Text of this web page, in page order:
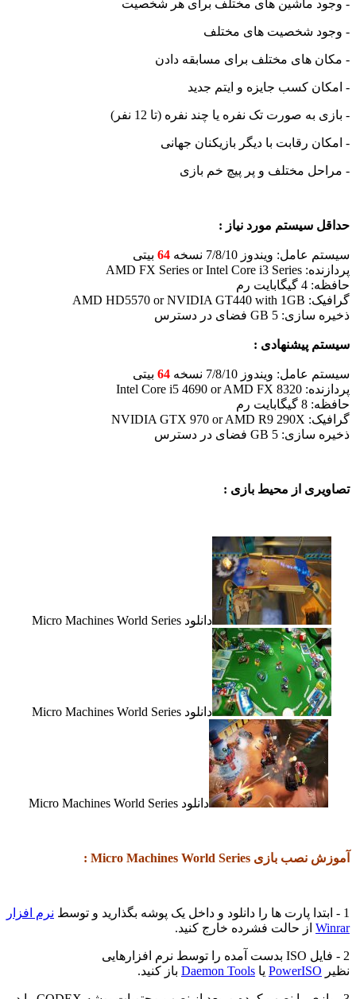
- وجود ماشین های مختلف برای هر شخصیت
- وجود شخصیت های مختلف
- مکان های مختلف برای مسابقه دادن
- امکان کسب جایزه و ایتم جدید
- بازی به صورت تک نفره یا چند نفره (تا 12 نفر)
- امکان رقابت با دیگر بازیکنان جهانی
- مراحل مختلف و پر پیچ خم بازی
حداقل سیستم مورد نیاز :
سیستم عامل: ویندوز 7/8/10 نسخه 64 بیتی
پردازنده: AMD FX Series or Intel Core i3 Series
حافظه: 4 گیگابایت رم
گرافیک: AMD HD5570 or NVIDIA GT440 with 1GB
ذخیره سازی: 5 GB فضای در دسترس
سیستم پیشنهادی :
سیستم عامل: ویندوز 7/8/10 نسخه 64 بیتی
پردازنده: Intel Core i5 4690 or AMD FX 8320
حافظه: 8 گیگابایت رم
گرافیک: NVIDIA GTX 970 or AMD R9 290X
ذخیره سازی: 5 GB فضای در دسترس
تصاویری از محیط بازی :
دانلود Micro Machines World Series
دانلود Micro Machines World Series
دانلود Micro Machines World Series
آموزش نصب بازی Micro Machines World Series :
1 - ابتدا پارت ها را دانلود و داخل یک پوشه بگذارید و توسط
نرم افزار
Winrar از حالت فشرده خارج کنید.
2 - فایل ISO بدست آمده را توسط نرم افزارهایی
نظیر PowerISO یا Daemon Tools باز کنید.